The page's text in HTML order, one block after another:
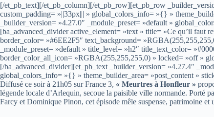
[/et_pb_text][/et_pb_column][/et_pb_row][et_pb_row
custom_padding= »||33px||| » global_colors_info= »{} »
_builder_version= »4.27.0″ _module_preset= »default »
[ba_advanced_divider active_element= »text » title= »Ce qu’il faut
border_color= »#6EE2F5″ text_background=
_module_preset= »default » title_level= »h2″ title_text_color=
border_color_all_icon= »RGBA(255,255,255,0) » locked= »off »
[/ba_advanced_divider][et_pb_text _builder_version= »4.27.4″
global_colors_info= »{} » theme_builder_area= »post_content »
Diffusé ce soir à 21h05 sur France 3, « Meurtres à Honfleur »
légende locale d’Arlequin, secoue la paisible ville normande. Porté
Farcy et Dominique Pinon, cet épisode mêle suspense, patrimoine et